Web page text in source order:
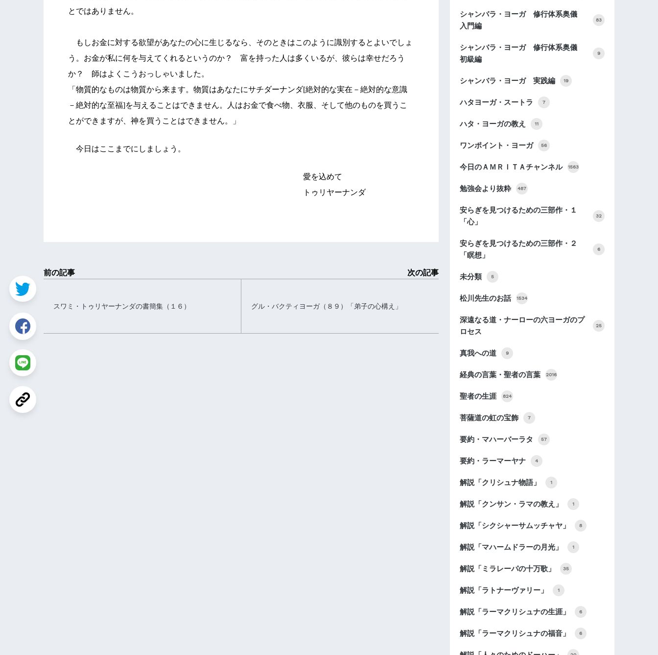
とではありません。
もしお金に対する欲望があなたの心に生じるなら、そのときはこのように識別するとよいでしょ
う。お金が私に何を与えてくれるというのか？ 富を持った人は多くいるが、彼らは幸せだろう
か？ 師はよくこうおっしゃいました。
「物質的なものは物質から来ます。物質はあなたにサチダーナンダ[絶対的な実在－絶対的な意識
－絶対的な至福]を与えることはできません。人はお金で食べ物、衣服、そして他のものを買うこ
とができますが、神を買うことはできません。」
今日はここまでにしましょう。
愛を込めて
トゥリヤーナンダ
前の記事
スワミ・トゥリヤーナンダの書簡集（１６）
次の記事
グル・バクティヨーガ（８９）「弟子の心構え」
シャンバラ・ヨーガ 修行体系奥儀
入門編
83
シャンバラ・ヨーガ 修行体系奥儀
初級編
9
シャンバラ・ヨーガ 実践編 19
ハタヨーガ・スートラ 7
ハタ・ヨーガの教え 11
ワンポイント・ヨーガ 56
今日のＡＭＲＩＴＡチャンネル 1563
勉強会より抜粋 487
安らぎを見つけるための三部作・１
「心」
32
安らぎを見つけるための三部作・２
「瞑想」
6
未分類 5
松川先生のお話 1534
深遠なる道・ナーローの六ヨーガのプ
ロセス
25
真我への道 9
経典の言葉・聖者の言葉 2016
聖者の生涯 824
菩薩道の虹の宝飾 7
要約・マハーバーラタ 57
要約・ラーマーヤナ 4
解説「クリシュナ物語」 1
解説「クンサン・ラマの教え」 1
解説「シクシャーサムッチャヤ」 8
解説「マハームドラーの月光」 1
解説「ミラレーパの十万歌」 35
解説「ラトナーヴァリー」 1
解説「ラーマクリシュナの生涯」 6
解説「ラーマクリシュナの福音」 6